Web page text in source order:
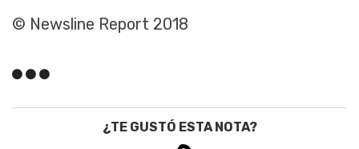
© Newsline Report 2018
¿TE GUSTÓ ESTA NOTA?